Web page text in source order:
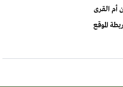
أم القرى
الموقع